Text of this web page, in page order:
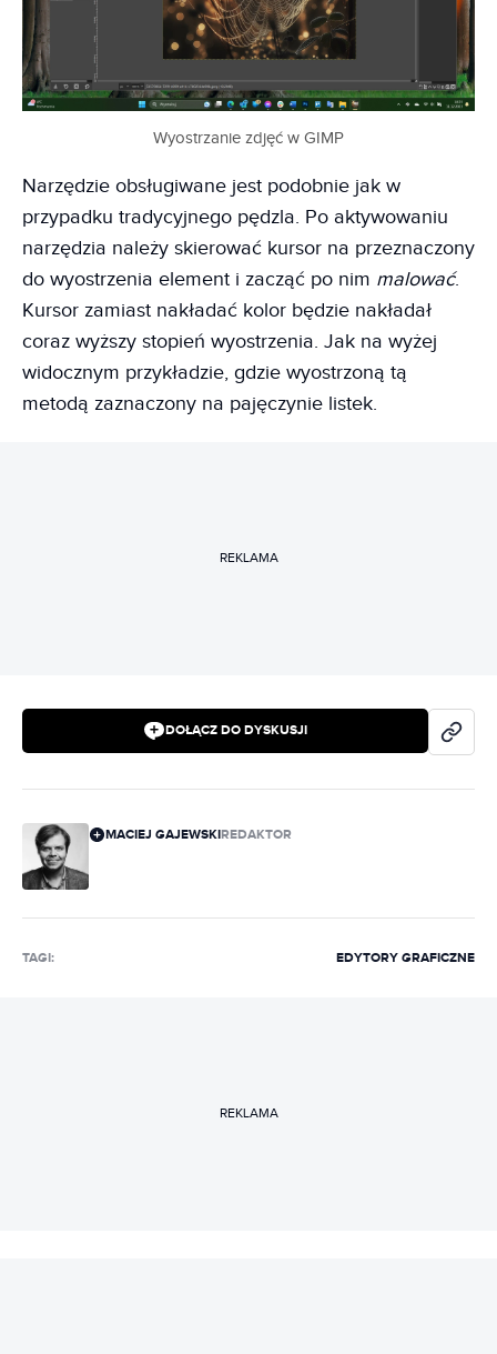
Wyostrzanie zdjęć w GIMP
Narzędzie obsługiwane jest podobnie jak w
przypadku tradycyjnego pędzla. Po aktywowaniu
narzędzia należy skierować kursor na przeznaczony
do wyostrzenia element i zacząć po nim malować.
Kursor zamiast nakładać kolor będzie nakładał
coraz wyższy stopień wyostrzenia. Jak na wyżej
widocznym przykładzie, gdzie wyostrzoną tą
metodą zaznaczony na pajęczynie listek.
REKLAMA
DOŁĄCZ DO DYSKUSJI
MACIEJ GAJEWSKIREDAKTOR
TAGI: EDYTORY GRAFICZNE
REKLAMA